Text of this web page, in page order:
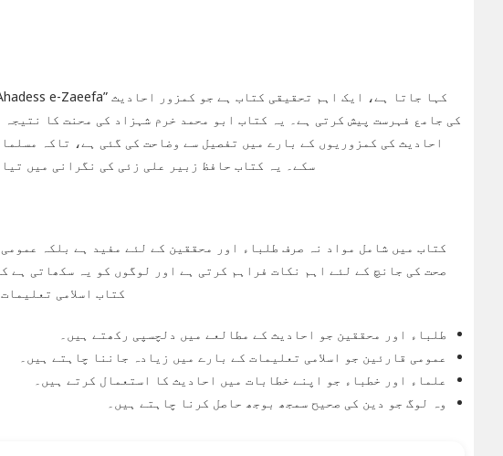
کی جامع فہرست پیش کرتی ہے۔ یہ کتاب ابو محمد خرم شہزاد کی محنت کا
احادیث کی کمزوریوں کے بارے میں تفصیل سے وضاحت کی گئی ہے، تاکہ
سکے۔ یہ کتاب حافظ زبیر علی زئی کی نگرانی میں
کتاب میں شامل مواد نہ صرف طلباء اور محققین کے لئے مفید ہے بلکہ
صحت کی جانچ کے لئے اہم نکات فراہم کرتی ہے اور لوگوں کو یہ سکھاتی ہے
کتاب اسلامی
طلباء اور محققین جو احادیث کے مطالعے میں دلچسپی رکھتے ہیں۔
عمومی قارئین جو اسلامی تعلیمات کے بارے میں زیادہ جاننا چاہتے ہیں۔
علماء اور خطباء جو اپنے خطابات میں احادیث کا استعمال کرتے ہیں۔
وہ لوگ جو دین کی صحیح سمجھ بوجھ حاصل کرنا چاہتے ہیں۔